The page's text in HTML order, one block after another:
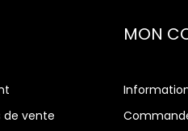
de vente
MON